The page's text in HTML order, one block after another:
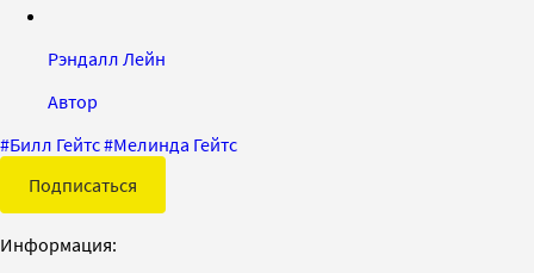
Рэндалл Лейн
Автор
#Билл Гейтс#Мелинда Гейтс
Подписаться
Информация: